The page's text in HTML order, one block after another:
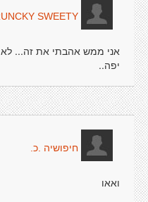
SWEETY
אני ממש אהבתי את זה... לא
יפה..
חיפושיה .כ.
ואאו